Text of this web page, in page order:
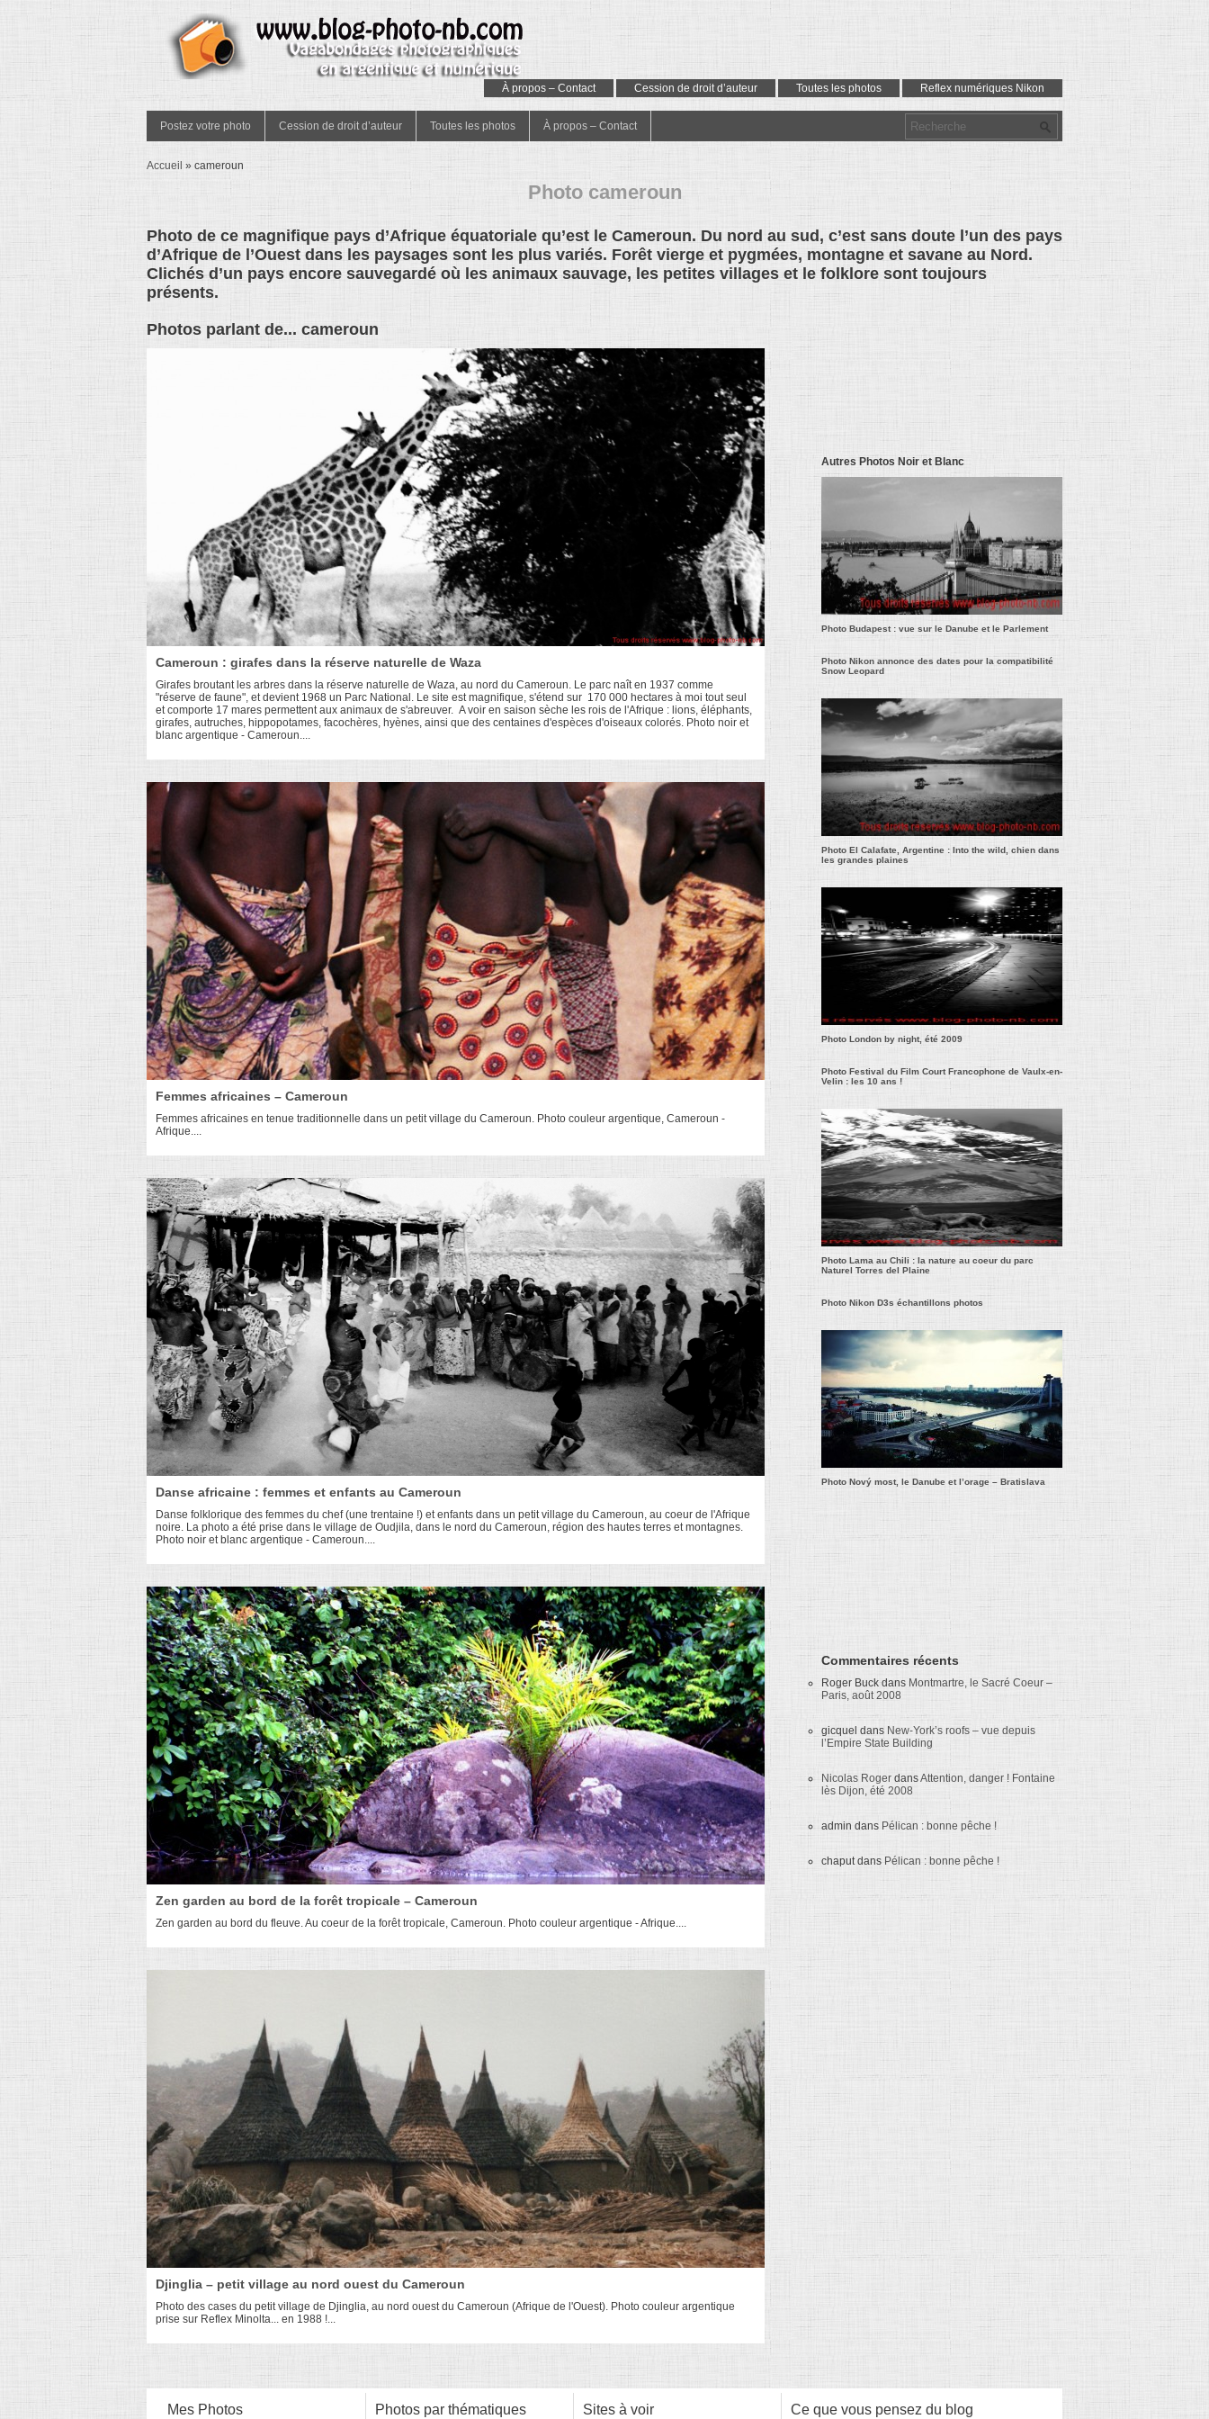
À propos – Contact Cession de droit d’auteur Toutes les photos Reflex numériques Nikon
Postez votre photo Cession de droit d’auteur Toutes les photos À propos – Contact
Accueil » cameroun
Photo cameroun
Photo de ce magnifique pays d’Afrique équatoriale qu’est le Cameroun. Du nord au sud, c’est sans doute l’un des pays
d’Afrique de l’Ouest dans les paysages sont les plus variés. Forêt vierge et pygmées, montagne et savane au Nord.
Clichés d’un pays encore sauvegardé où les animaux sauvage, les petites villages et le folklore sont toujours
présents.
Photos parlant de... cameroun
Cameroun : girafes dans la réserve naturelle de Waza
Girafes broutant les arbres dans la réserve naturelle de Waza, au nord du Cameroun. Le parc naît en 1937 comme
"réserve de faune", et devient 1968 un Parc National. Le site est magnifique, s'étend sur 170 000 hectares à moi tout seul
et comporte 17 mares permettent aux animaux de s'abreuver. A voir en saison sèche les rois de l'Afrique : lions, éléphants,
girafes, autruches, hippopotames, facochères, hyènes, ainsi que des centaines d'espèces d'oiseaux colorés. Photo noir et
blanc argentique - Cameroun....
Femmes africaines – Cameroun
Femmes africaines en tenue traditionnelle dans un petit village du Cameroun. Photo couleur argentique, Cameroun -
Afrique....
Danse africaine : femmes et enfants au Cameroun
Danse folklorique des femmes du chef (une trentaine !) et enfants dans un petit village du Cameroun, au coeur de l'Afrique
noire. La photo a été prise dans le village de Oudjila, dans le nord du Cameroun, région des hautes terres et montagnes.
Photo noir et blanc argentique - Cameroun....
Zen garden au bord de la forêt tropicale – Cameroun
Zen garden au bord du fleuve. Au coeur de la forêt tropicale, Cameroun. Photo couleur argentique - Afrique....
Djinglia – petit village au nord ouest du Cameroun
Photo des cases du petit village de Djinglia, au nord ouest du Cameroun (Afrique de l'Ouest). Photo couleur argentique
prise sur Reflex Minolta... en 1988 !...
Autres Photos Noir et Blanc
Photo Budapest : vue sur le Danube et le Parlement
Photo Nikon annonce des dates pour la compatibilité
Snow Leopard
Photo El Calafate, Argentine : Into the wild, chien dans
les grandes plaines
Photo London by night, été 2009
Photo Festival du Film Court Francophone de Vaulx-en-
Velin : les 10 ans !
Photo Lama au Chili : la nature au coeur du parc
Naturel Torres del Plaine
Photo Nikon D3s échantillons photos
Photo Nový most, le Danube et l’orage – Bratislava
Commentaires récents
Roger Buck dans Montmartre, le Sacré Coeur –
Paris, août 2008
gicquel dans New-York’s roofs – vue depuis
l’Empire State Building
Nicolas Roger dansAttention, danger ! Fontaine
lès Dijon, été 2008
admin dans Pélican : bonne pêche !
chaputdans Pélican : bonne pêche !
Mes Photos Photos par thématiques Sites à voir Ce que vous pensez du blog